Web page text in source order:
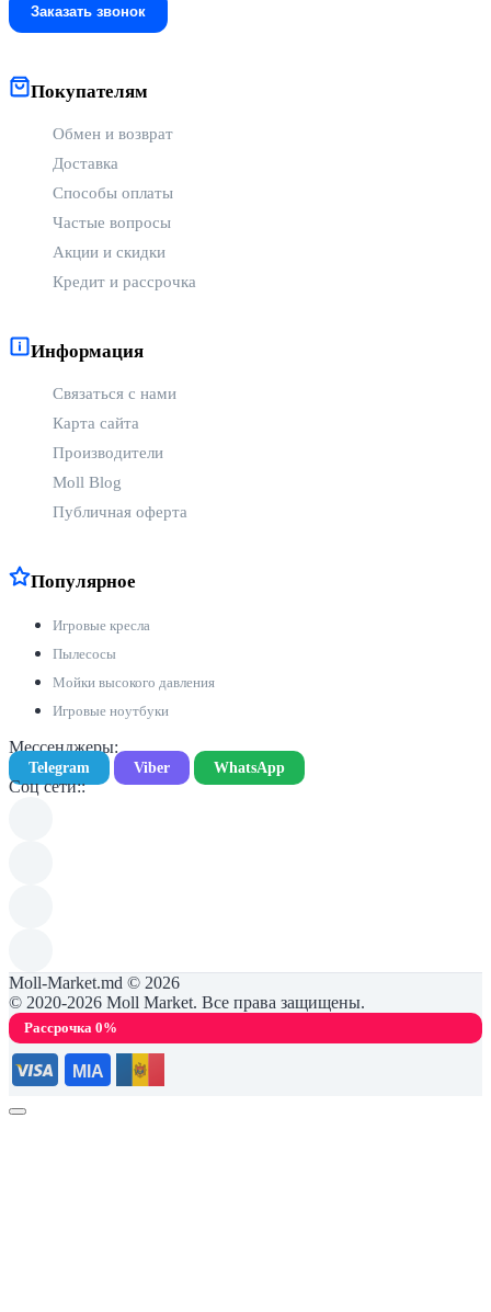
Заказать звонок
Покупателям
Обмен и возврат
Доставка
Способы оплаты
Частые вопросы
Акции и скидки
Кредит и рассрочка
Информация
Связаться с нами
Карта сайта
Производители
Moll Blog
Публичная оферта
Популярное
Игровые кресла
Пылесосы
Мойки высокого давления
Игровые ноутбуки
Мессенджеры:
Telegram Viber WhatsApp
Соц сети::
Moll-Market.md © 2026
© 2020-2026 Moll Market. Все права защищены.
Рассрочка 0%